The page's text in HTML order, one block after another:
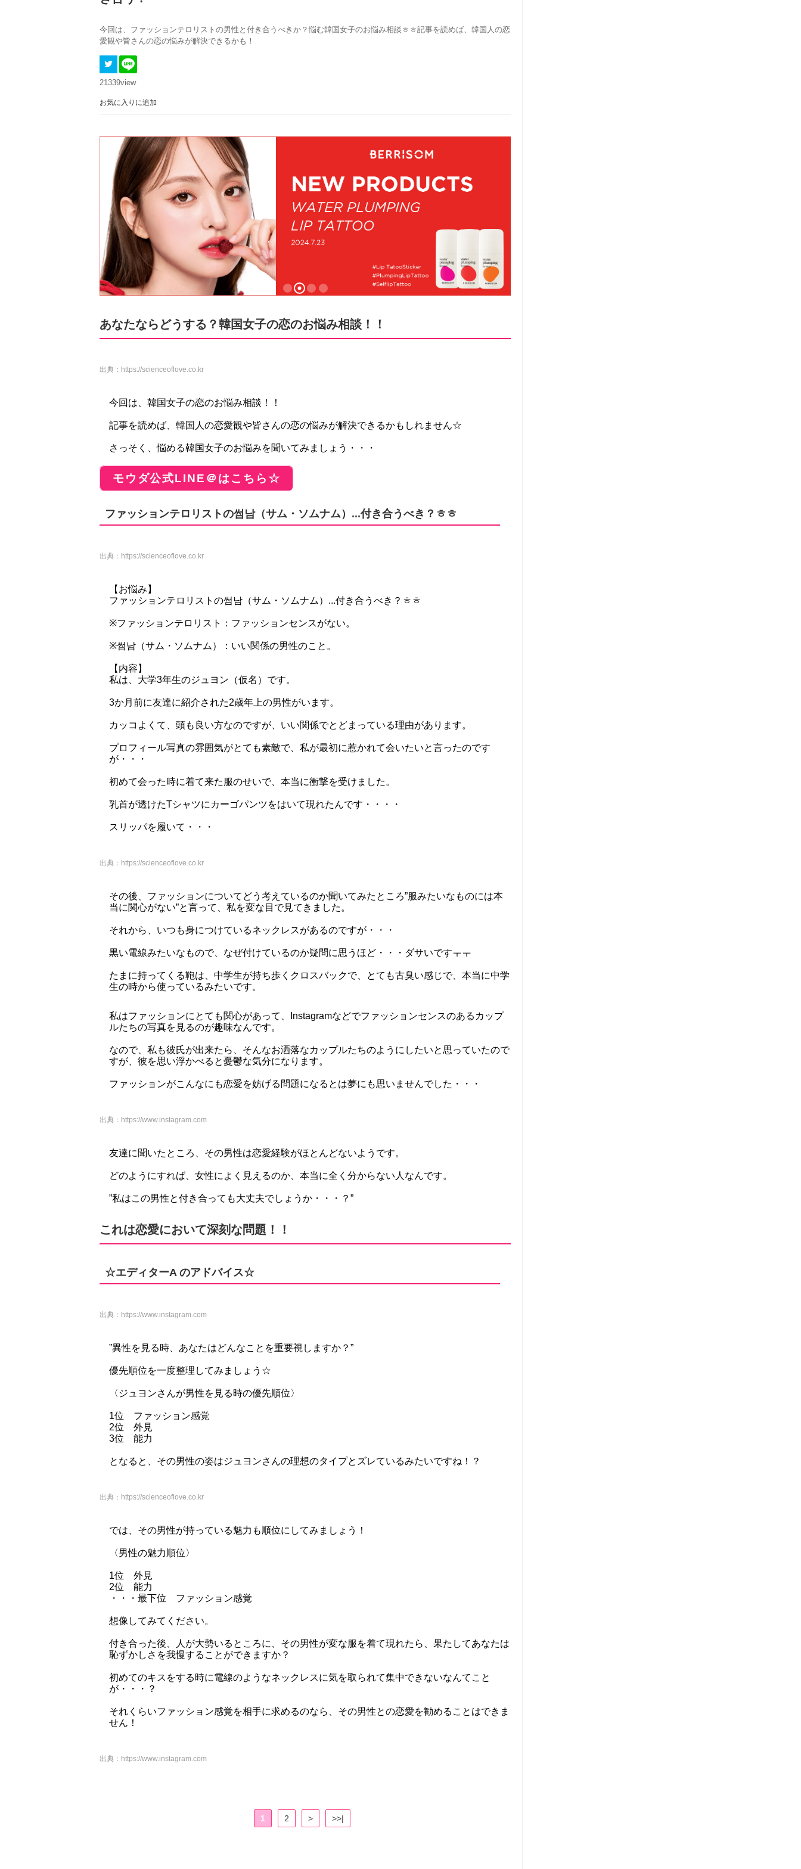
今回は、ファッションテロリストの男性と付き合うべきか？悩む韓国女子のお悩み相談ㅎㅎ記事を読めば、韓国人の恋
愛観や皆さんの恋の悩みが解決できるかも！
21339view
お気に入りに追加
あなたならどうする？韓国女子の恋のお悩み相談！！
出典： https://scienceoflove.co.kr
今回は、韓国女子の恋のお悩み相談！！
記事を読めば、韓国人の恋愛観や皆さんの恋の悩みが解決できるかもしれません☆
さっそく、悩める韓国女子のお悩みを聞いてみましょう・・・
モウダ公式LINE＠はこちら☆
ファッションテロリストの썸남（サム・ソムナム）...付き合うべき？ㅎㅎ
出典： https://scienceoflove.co.kr
【お悩み】
ファッションテロリストの썸남（サム・ソムナム）...付き合うべき？ㅎㅎ
※ファッションテロリスト：ファッションセンスがない。
※썸남（サム・ソムナム）：いい関係の男性のこと。
【内容】
私は、大学3年生のジュヨン（仮名）です。
3か月前に友達に紹介された2歳年上の男性がいます。
カッコよくて、頭も良い方なのですが、いい関係でとどまっている理由があります。
プロフィール写真の雰囲気がとても素敵で、私が最初に惹かれて会いたいと言ったのです
が・・・
初めて会った時に着て来た服のせいで、本当に衝撃を受けました。
乳首が透けたTシャツにカーゴパンツをはいて現れたんです・・・・
スリッパを履いて・・・
出典： https://scienceoflove.co.kr
その後、ファッションについてどう考えているのか聞いてみたところ”服みたいなものには本
当に関心がない”と言って、私を変な目で見てきました。
それから、いつも身につけているネックレスがあるのですが・・・
黒い電線みたいなもので、なぜ付けているのか疑問に思うほど・・・ダサいですㅜㅜ
たまに持ってくる鞄は、中学生が持ち歩くクロスバックで、とても古臭い感じで、本当に中学
生の時から使っているみたいです。
私はファッションにとても関心があって、Instagramなどでファッションセンスのあるカップ
ルたちの写真を見るのが趣味なんです。
なので、私も彼氏が出来たら、そんなお洒落なカップルたちのようにしたいと思っていたので
すが、彼を思い浮かべると憂鬱な気分になります。
ファッションがこんなにも恋愛を妨げる問題になるとは夢にも思いませんでした・・・
出典： https://www.instagram.com
友達に聞いたところ、その男性は恋愛経験がほとんどないようです。
どのようにすれば、女性によく見えるのか、本当に全く分からない人なんです。
”私はこの男性と付き合っても大丈夫でしょうか・・・？”
これは恋愛において深刻な問題！！
☆エディターA のアドバイス☆
出典： https://www.instagram.com
”異性を見る時、あなたはどんなことを重要視しますか？”
優先順位を一度整理してみましょう☆
〈ジュヨンさんが男性を見る時の優先順位〉
1位 ファッション感覚
2位 外見
3位 能力
となると、その男性の姿はジュヨンさんの理想のタイプとズレているみたいですね！？
出典： https://scienceoflove.co.kr
では、その男性が持っている魅力も順位にしてみましょう！
〈男性の魅力順位〉
1位 外見
2位 能力
・・・最下位 ファッション感覚
想像してみてください。
付き合った後、人が大勢いるところに、その男性が変な服を着て現れたら、果たしてあなたは
恥ずかしさを我慢することができますか？
初めてのキスをする時に電線のようなネックレスに気を取られて集中できないなんてこと
が・・・？
それくらいファッション感覚を相手に求めるのなら、その男性との恋愛を勧めることはできま
せん！
出典： https://www.instagram.com
1 2 > >>|